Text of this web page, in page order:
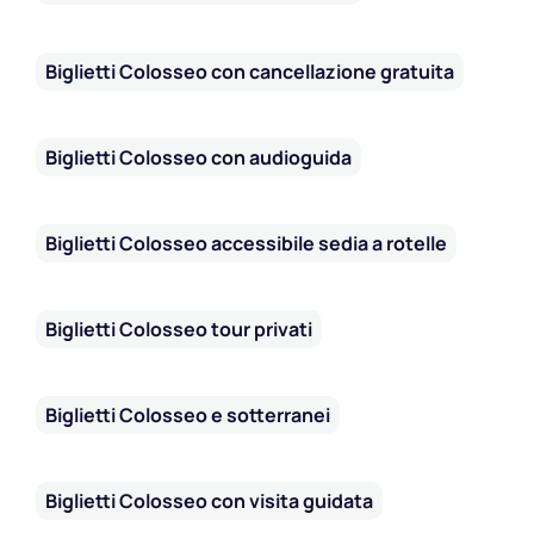
Biglietti Colosseo con cancellazione gratuita
Biglietti Colosseo con audioguida
Biglietti Colosseo accessibile sedia a rotelle
Biglietti Colosseo tour privati
Biglietti Colosseo e sotterranei
Biglietti Colosseo con visita guidata